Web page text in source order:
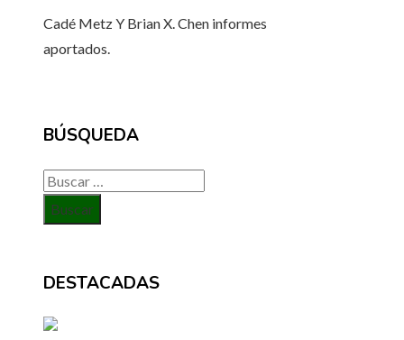
Cadé MetzY Brian X. Chen informes
aportados.
BÚSQUEDA
Buscar:
DESTACADAS